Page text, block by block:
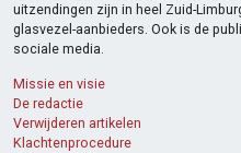
uitzendingen zijn in heel Zuid-
glasvezel-aanbieders. Ook is de
sociale media.
Missie en visie
De redactie
Verwijderen artikelen
Klachtenprocedure